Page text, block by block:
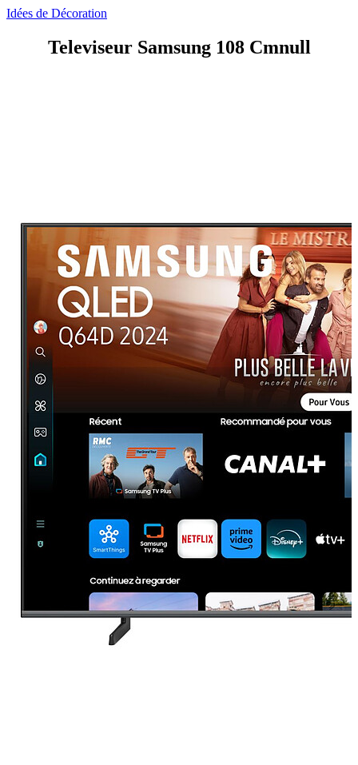
Idées de Décoration
Televiseur Samsung 108 Cmnull